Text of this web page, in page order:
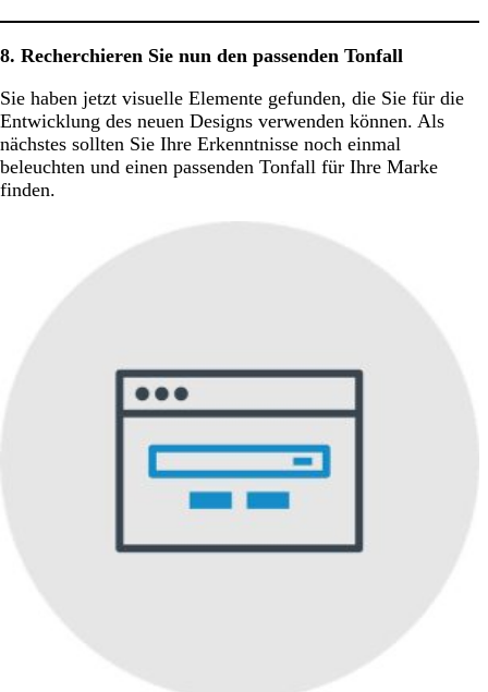
8. Recherchieren Sie nun den passenden Tonfall
Sie haben jetzt visuelle Elemente gefunden, die Sie für die
Entwicklung des neuen Designs verwenden können. Als
nächstes sollten Sie Ihre Erkenntnisse noch einmal
beleuchten und einen passenden Tonfall für Ihre Marke
finden.